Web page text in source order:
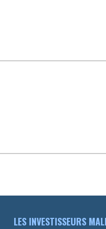
LES INVESTISSEURS